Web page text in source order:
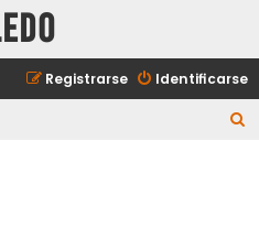
Identificarse
Registrarse